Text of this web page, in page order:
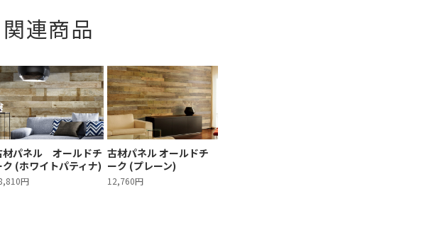
関連商品
材パネル オールドチ
ク (ホワイトパティナ)
円
古材パネル オールドチ
ーク (プレーン)
12,760円